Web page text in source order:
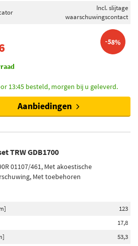
Incl. slijtage
waarschuwingscontact
-58%
13:45 besteld, morgen bij u geleverd.
Aanbiedingen
TRW GDB1700
01107/461, Met akoestische
Met toebehoren
123
17,8
53,3